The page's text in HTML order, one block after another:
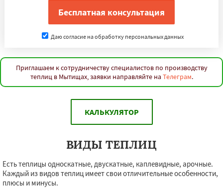
Даю согласие на обработку персональных данных
Приглашаем к сотрудничеству специалистов по производству
теплиц в Мытищах, заявки направляйте на Телеграм.
КАЛЬКУЛЯТОР
ВИДЫ ТЕПЛИЦ
Есть теплицы односкатные, двускатные, каплевидные, арочные.
Каждый из видов теплиц имеет свои отличительные особенности,
плюсы и минусы.